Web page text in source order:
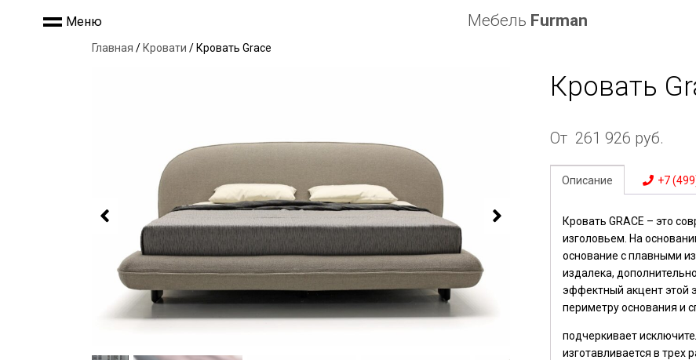
Меню Мебель Furman
Главная / Кровати / Кровать Grace
Кровать
От 261 926 руб.
Описание +7
Кровать GRACE – это
изголовьем. На
основание с плавными
издалека,
эффектный акцент этой
периметру основания и
подчеркивает
изготавливается в трех